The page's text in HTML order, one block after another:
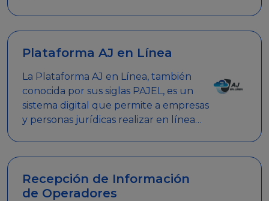
Plataforma AJ en Línea
La Plataforma AJ en Línea, también
conocida por sus siglas PAJEL, es un
sistema digital que permite a empresas
y personas jurídicas realizar en línea
Recepción de Información
de Operadores